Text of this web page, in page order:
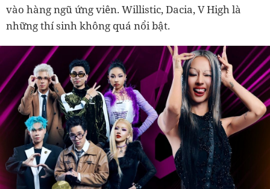
vào hàng ngũ ứng viên. Willistic, Dacia, V High là
những thí sinh không quá nổi bật.